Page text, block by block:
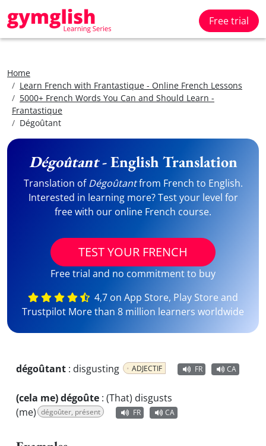
Free trial
Home
Learn French with Frantastique - Online French Lessons
5000+ French Words You Can and Should Learn -
Frantastique
Dégoûtant
Dégoûtant- English Translation
Translation ofDégoûtantfrom French to English.
Interested in learning more? Test your level for
free with our online French course.
TEST YOUR FRENCH
Free trial and no commitment to buy
4,7 on App Store, Play Store and
Trustpilot More than 8 million learners worldwide
dégoûtant : disgusting ADJECTIF FR CA
(cela me) dégoûte : (That) disgusts
(me) dégoûter, présent FR CA